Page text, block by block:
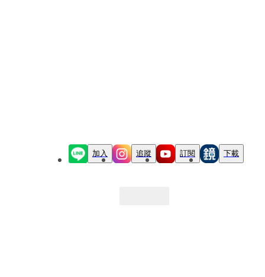
加入 追蹤 訂閱 下載